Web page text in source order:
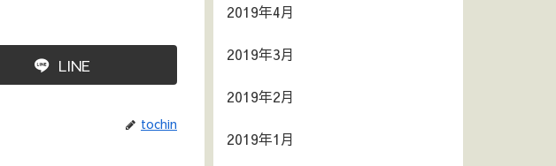
LINE
tochin
2019年4月
2019年3月
2019年2月
2019年1月